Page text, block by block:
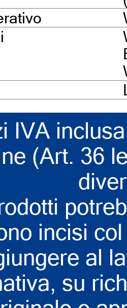
IVA
(Art. 36
incisi
al
su